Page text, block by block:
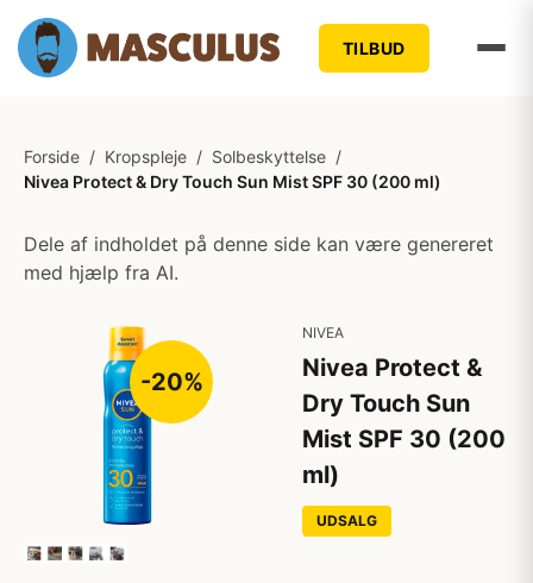
TILBUD
Forside / Kropspleje / Solbeskyttelse /
Nivea Protect & Dry Touch Sun Mist SPF 30 (200 ml)
Dele af indholdet på denne side kan være genereret
med hjælp fra AI.
-20%
NIVEA
Nivea Protect &
Dry Touch Sun
Mist SPF 30 (200
ml)
UDSALG